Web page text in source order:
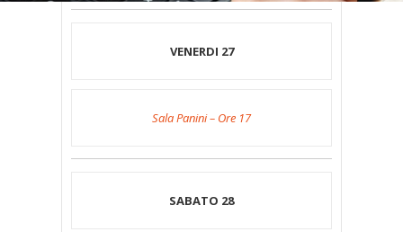
VENERDI 27
Sala Panini – Ore 17
SABATO 28